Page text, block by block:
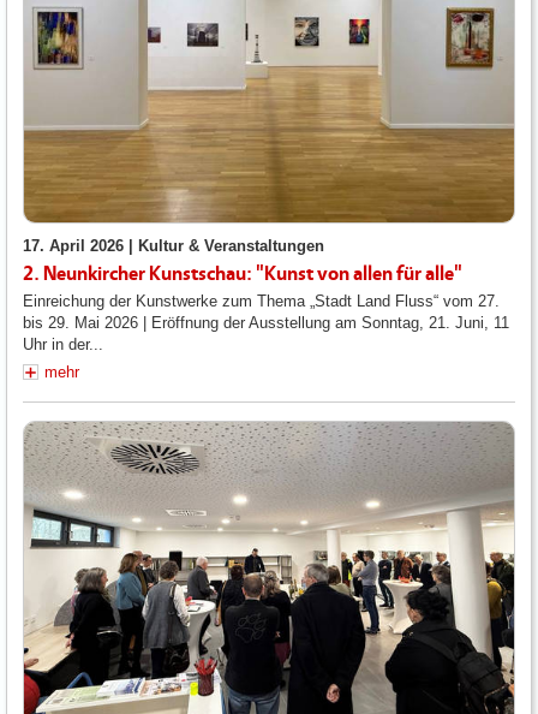
17. April 2026 | Kultur & Veranstaltungen
2. Neunkircher Kunstschau: "Kunst von allen für alle"
Einreichung der Kunstwerke zum Thema „Stadt Land Fluss“ vom 27.
bis 29. Mai 2026 | Eröffnung der Ausstellung am Sonntag, 21. Juni, 11
Uhr in der...
mehr